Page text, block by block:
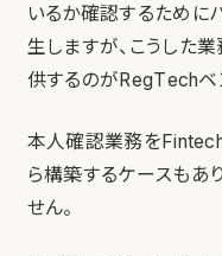
いるか確認するために
生しますが、こうした
供するのがRegTechベ
本人確認業務を
ら構築するケースもあ
せん。